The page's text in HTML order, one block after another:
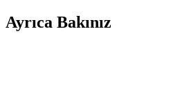
Ayrıca Bakınız